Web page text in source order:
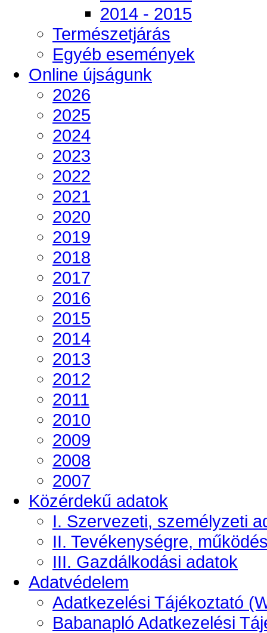
2014 - 2015
Természetjárás
Egyéb események
Online újságunk
2026
2025
2024
2023
2022
2021
2020
2019
2018
2017
2016
2015
2014
2013
2012
2011
2010
2009
2008
2007
Közérdekű adatok
I. Szervezeti, személyzeti
II. Tevékenységre,
III. Gazdálkodási adatok
Adatvédelem
Adatkezelési Tájékoztató
Babanapló Adatkezelési